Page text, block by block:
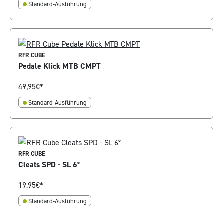
Standard-Ausführung
RFR CUBE
Pedale Klick MTB CMPT
49,95€*
Standard-Ausführung
RFR CUBE
Cleats SPD - SL 6°
19,95€*
Standard-Ausführung